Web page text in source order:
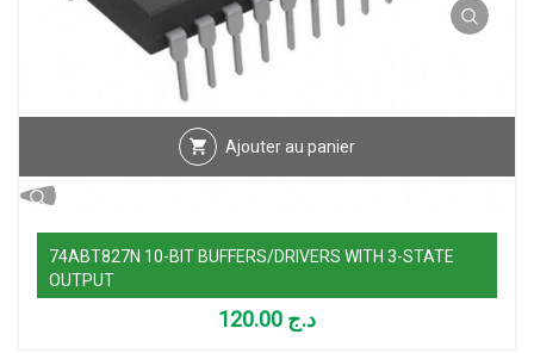
Ajouter au panier
74ABT827N 10-BIT BUFFERS/DRIVERS WITH 3-STATE
OUTPUT
د.ج